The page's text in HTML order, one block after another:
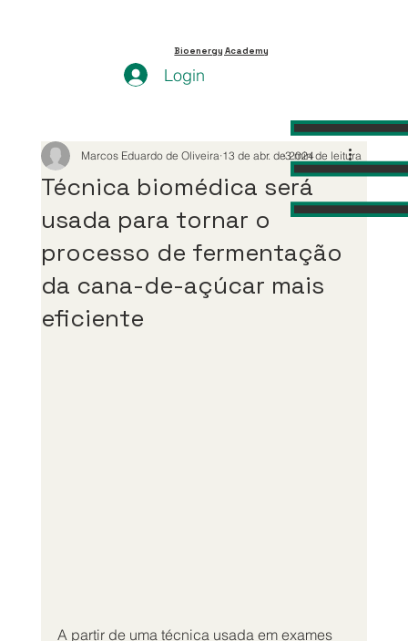
Bioenergy Academy
Login
Técnica biomédica será
usada para tornar o
processo de fermentação
da cana-de-açúcar mais
eficiente
Marcos Eduardo de Oliveira 13 de abr. de 20243 min de leitura
A partir de uma técnica usada em exames